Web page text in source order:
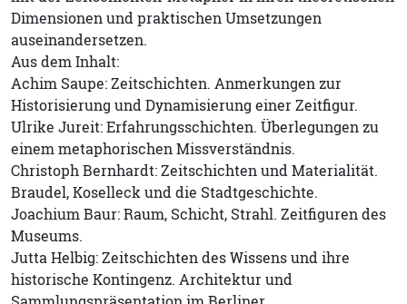
Dimensionen und praktischen Umsetzungen
auseinandersetzen.
Aus dem Inhalt:
Achim Saupe: Zeitschichten. Anmerkungen zur
Historisierung und Dynamisierung einer Zeitfigur.
Ulrike Jureit: Erfahrungsschichten. Überlegungen zu
einem metaphorischen Missverständnis.
Christoph Bernhardt: Zeitschichten und Materialität.
Braudel, Koselleck und die Stadtgeschichte.
Joachium Baur: Raum, Schicht, Strahl. Zeitfiguren des
Museums.
Jutta Helbig: Zeitschichten des Wissens und ihre
historische Kontingenz. Architektur und